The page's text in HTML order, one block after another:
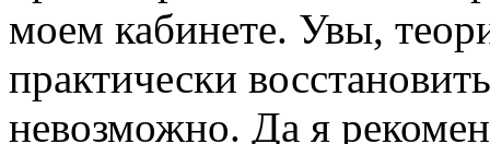
моем кабинете. Увы,
практически
невозможно. Да я